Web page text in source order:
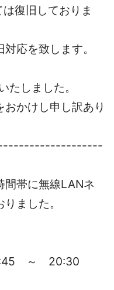
復旧しておりま
応を致します。
しました。
かけし申し訳あり
間帯に無線LANネ
ました。
～ 20:30